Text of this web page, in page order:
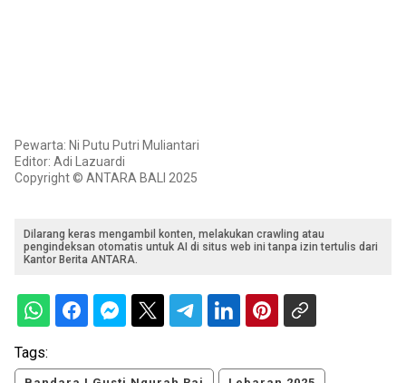
Pewarta: Ni Putu Putri Muliantari
Editor: Adi Lazuardi
Copyright © ANTARA BALI 2025
Dilarang keras mengambil konten, melakukan crawling atau
pengindeksan otomatis untuk AI di situs web ini tanpa izin tertulis dari
Kantor Berita ANTARA.
Tags: